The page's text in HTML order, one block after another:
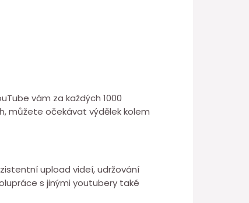
vám za každých 1000
můžete očekávat výdělek kolem
upload videí, udržování
s jinými youtubery také